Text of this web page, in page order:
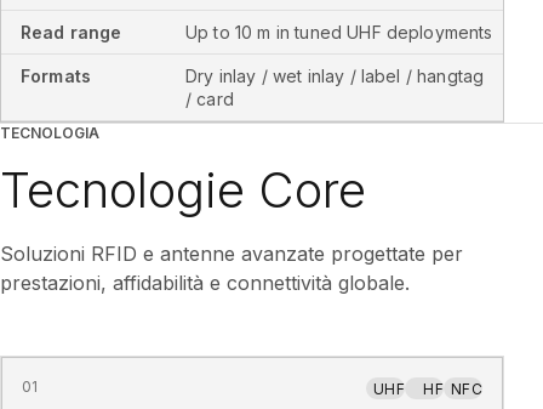
Read range Up to 10 m in tuned UHF deployments
Formats
Dry inlay / wet inlay / label / hangtag
/ card
TECNOLOGIA
Tecnologie Core
Soluzioni RFID e antenne avanzate progettate per
prestazioni, affidabilità e connettività globale.
01 UHF HF NFC